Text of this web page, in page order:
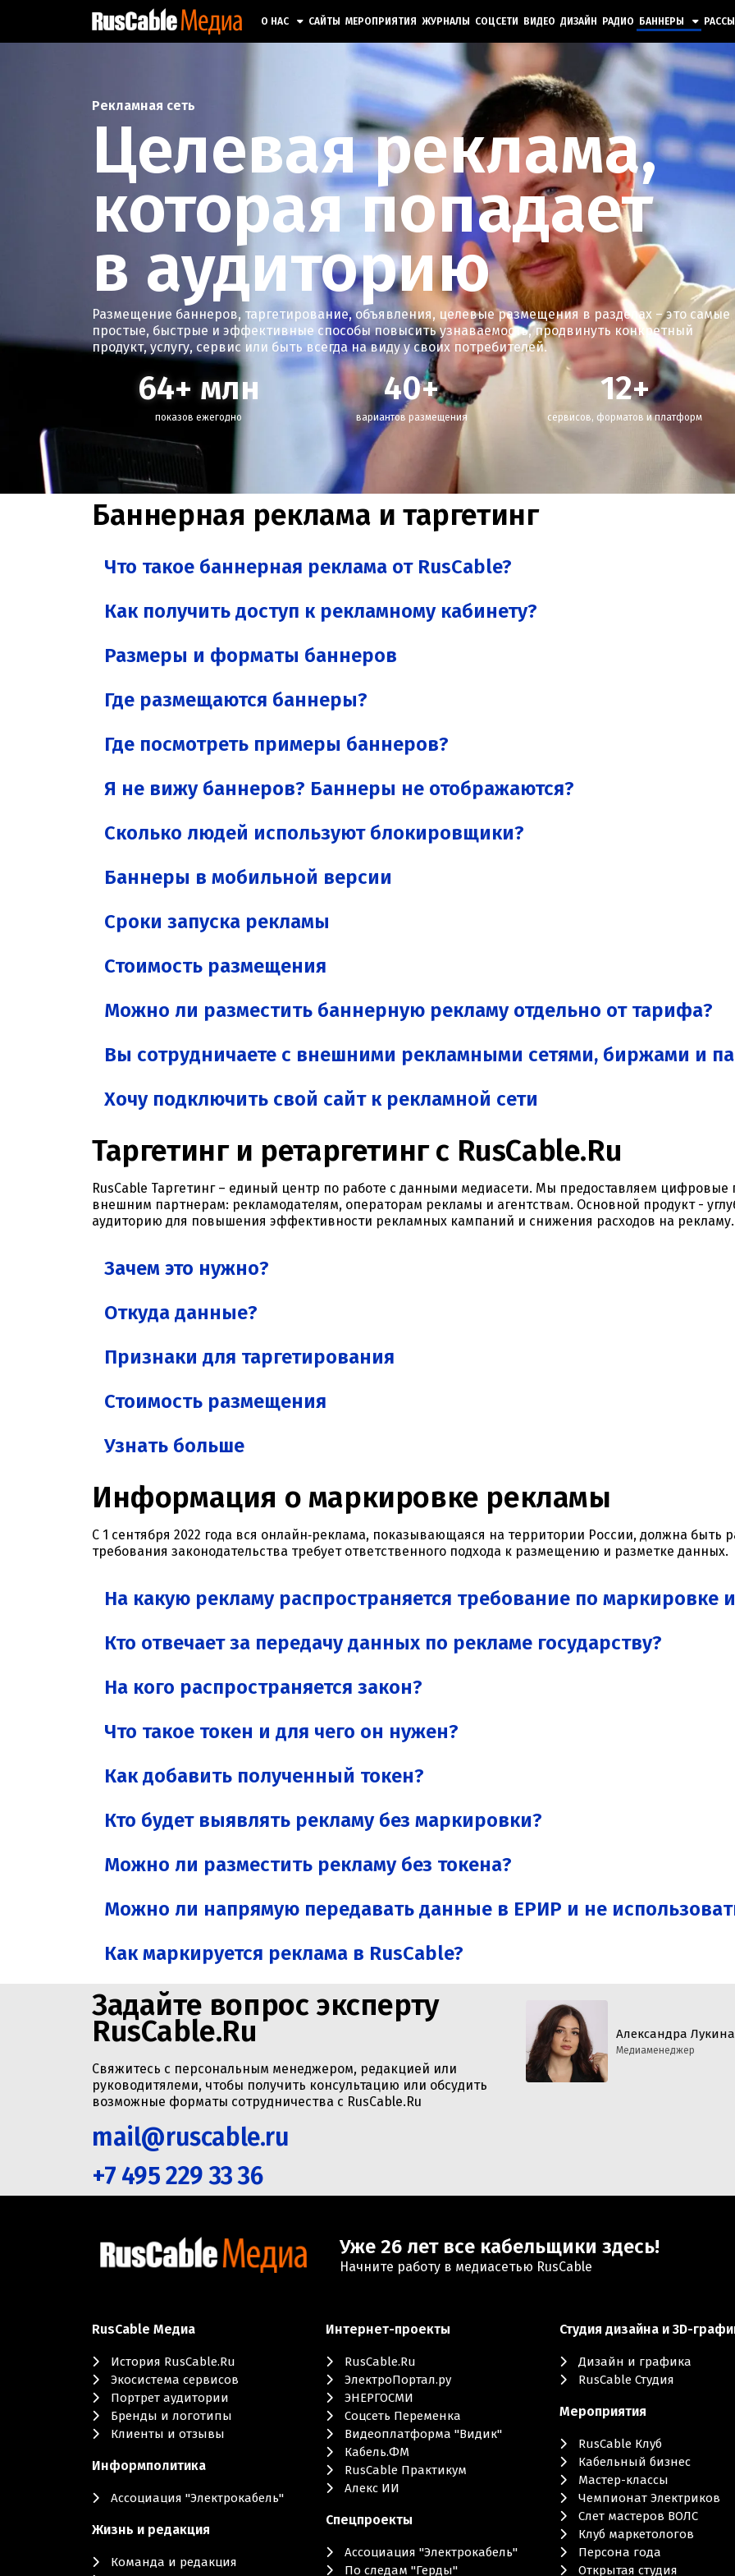
О НАС САЙТЫ МЕРОПРИЯТИЯ ЖУРНАЛЫ СОЦСЕТИ ВИДЕО ДИЗАЙН РАДИО БАННЕРЫ
Рекламная сеть
Целевая реклама,
которая попадает
в аудиторию
Размещение баннеров, таргетирование, объявления, целевые размещения в разделах – это самые
простые, быстрые и эффективные способы повысить узнаваемость, продвинуть конкретный
продукт, услугу, сервис или быть всегда на виду у своих потребителей.
показов ежегодно
64+ млн
вариантов размещения
40+
сервисов, форматов и платформ
12+
Баннерная реклама и таргетинг
Что такое баннерная реклама от RusCable?
Как получить доступ к рекламному кабинету?
Размеры и форматы баннеров
Где размещаются баннеры?
Где посмотреть примеры баннеров?
Я не вижу баннеров? Баннеры не отображаются?
Сколько людей используют блокировщики?
Баннеры в мобильной версии
Сроки запуска рекламы
Стоимость размещения
Можно ли разместить баннерную рекламу отдельно от тарифа?
Вы сотрудничаете с внешними рекламными сетями, биржами и
Хочу подключить свой сайт к рекламной сети
Таргетинг и ретаргетинг с RusCable.Ru
RusCable Таргетинг – единый центр по работе с данными медиасети. Мы предоставляем
внешним партнерам: рекламодателям, операторам рекламы и агентствам. Основной продукт -
аудиторию для повышения эффективности рекламных кампаний и снижения расходов на рекламу.
Зачем это нужно?
Откуда данные?
Признаки для таргетирования
Стоимость размещения
Узнать больше
Информация о маркировке рекламы
С 1 сентября 2022 года вся онлайн‑реклама, показывающаяся на территории России, должна быть
требования законодательства требует ответственного подхода к размещению и разметке данных.
На какую рекламу распространяется требование по маркировке
Кто отвечает за передачу данных по рекламе государству?
На кого распространяется закон?
Что такое токен и для чего он нужен?
Как добавить полученный токен?
Кто будет выявлять рекламу без маркировки?
Можно ли разместить рекламу без токена?
Можно ли напрямую передавать данные в ЕРИР и не
Как маркируется реклама в RusCable?
Задайте вопрос эксперту
RusCable.Ru
Свяжитесь с персональным менеджером, редакцией или
руководитялеми, чтобы получить консультацию или обсудить
возможные форматы сотрудничества с RusCable.Ru
mail@ruscable.ru
+7 495 229 33 36
Александра Лукина
Медиаменеджер
Уже 26 лет все кабельщики здесь!
Начните работу в медиасетью RusCable
RusCable Медиа
История RusCable.Ru
Экосистема сервисов
Портрет аудитории
Бренды и логотипы
Клиенты и отзывы
Информполитика
Ассоциация "Электрокабель"
Жизнь и редакция
Команда и редакция
Интернет-проекты
RusCable.Ru
ЭлектроПортал.ру
ЭНЕРГОСМИ
Cоцсеть Переменка
Видеоплатформа "Видик"
Кабель.ФМ
RusCable Практикум
Алекс ИИ
Cпецпроекты
Ассоциация "Электрокабель"
По следам "Герды"
Студия дизайна и 3D-
Дизайн и графика
RusCable Студия
Мероприятия
RusCable Клуб
Кабельный бизнес
Мастер-классы
Чемпионат Электриков
Слет мастеров ВОЛС
Клуб маркетологов
Персона года
Открытая студия